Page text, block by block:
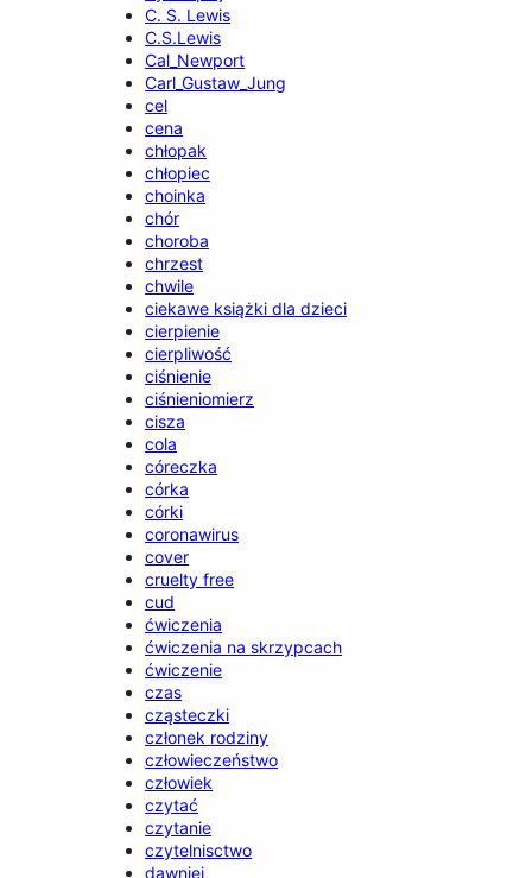
C. S. Lewis
C.S.Lewis
Cal_Newport
Carl_Gustaw_Jung
cel
cena
chłopak
chłopiec
choinka
chór
choroba
chrzest
chwile
ciekawe książki dla dzieci
cierpienie
cierpliwość
ciśnienie
ciśnieniomierz
cisza
cola
córeczka
córka
córki
coronawirus
cover
cruelty free
cud
ćwiczenia
ćwiczenia na skrzypcach
ćwiczenie
czas
cząsteczki
członek rodziny
człowieczeństwo
człowiek
czytać
czytanie
czytelnisctwo
dawniej